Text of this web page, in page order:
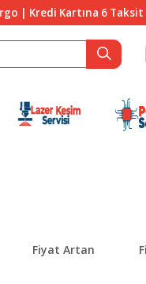
| Kredi Kartına 6 Taksit
Fiyat Artan